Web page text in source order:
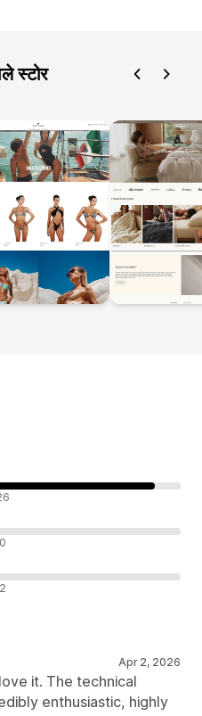
स्टोर
0
2
Apr 2, 2026
it. The technical
enthusiastic, highly